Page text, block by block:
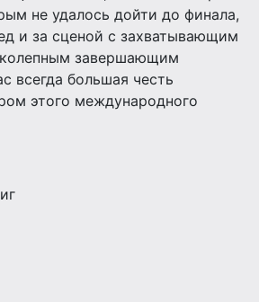
не удалось дойти до финала,
и за сценой с захватывающим
завершающим
всегда большая честь
этого международного